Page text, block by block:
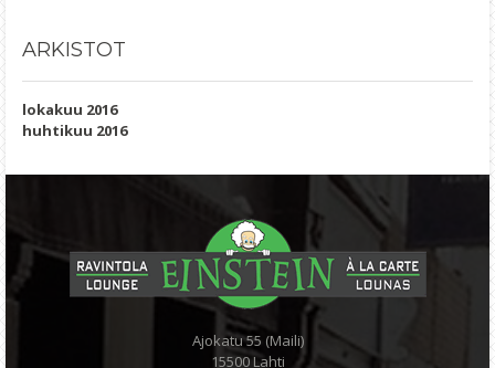
ARKISTOT
lokakuu 2016
huhtikuu 2016
Ajokatu 55 (Maili)
15500 Lahti